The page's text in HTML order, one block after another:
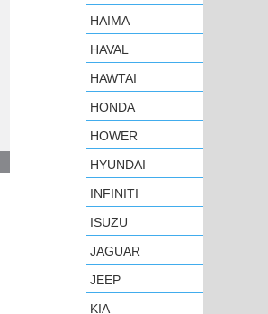
HAIMA
HAVAL
HAWTAI
HONDA
HOWER
HYUNDAI
INFINITI
ISUZU
JAGUAR
JEEP
KIA